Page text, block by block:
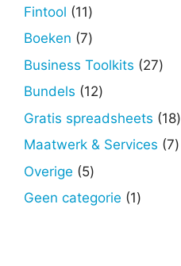
Fintool 1111
producten
Boeken 77
producten
Business Toolkits 2727
Bundels 1212
producten
Gratis spreadsheets 1818
Maatwerk & Services 77
Overige 55
producten
Geen categorie 11